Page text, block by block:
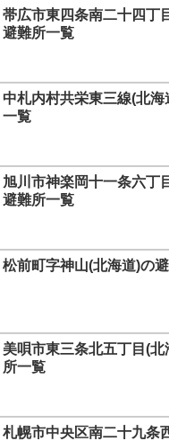
帯広市東四条南二十四丁
避難所一覧
中札内村共栄東三線(北海
一覧
旭川市神楽岡十一条六丁
避難所一覧
松前町字神山(北海道)の
美唄市東三条北五丁目(北
所一覧
札幌市中央区南二十九条